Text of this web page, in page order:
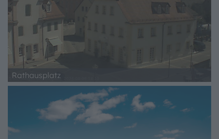
Rathausplatz